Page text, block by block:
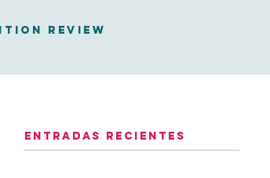
Review
Entradas recientes